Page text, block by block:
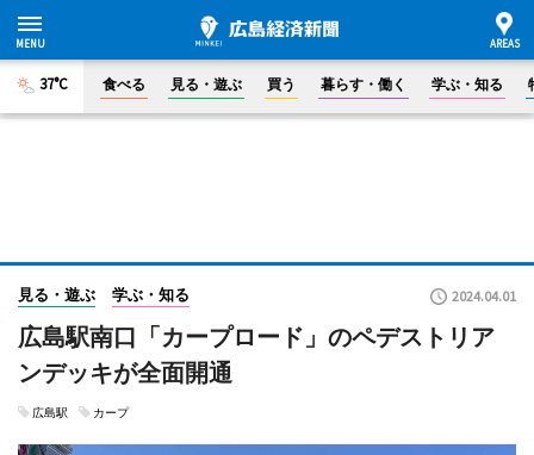
37°C 食べる 見る・遊ぶ 買う 暮らす・働く 学ぶ・知る
見る・遊ぶ 学ぶ・知る 2024.04.01
広島駅南口「カープロード」のペデストリア
ンデッキが全面開通
広島駅 カープ